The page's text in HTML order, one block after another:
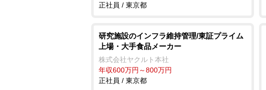
正社員 / 東京都
研究施設のインフラ維持管理/東証プライム
上場・大手食品メーカー
株式会社ヤクルト本社
年収600万円～800万円
正社員 / 東京都